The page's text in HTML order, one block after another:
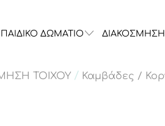
ΠΑΙΔΙΚΟ ΔΩΜΑΤΙΟ ΔΙΑΚΟΣΜΗΣΗ
ΤΟΙΧΟΥ / Καμβάδες /